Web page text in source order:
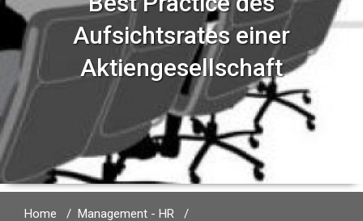
Aufsichtsrates einer
Aktiengesellschaft
Home / Management - HR /